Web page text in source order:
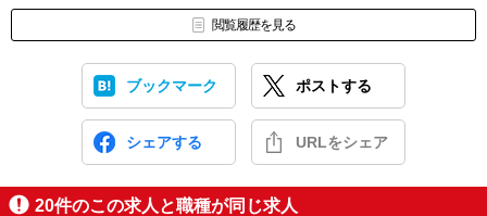
閲覧履歴を見る
ブックマーク ポストする
シェアする URLをシェア
20件のこの求人と職種が同じ求人